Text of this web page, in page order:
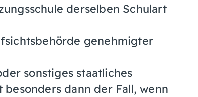
derselben Schulart
genehmigter
sonstiges staatliches
besonders dann der Fall, wenn